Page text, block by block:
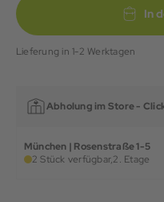
In
Lieferung in 1-2 Werktagen
Abholung im Store -
München | Rosenstraße 1-5
2 Stück verfügbar,2. Etage